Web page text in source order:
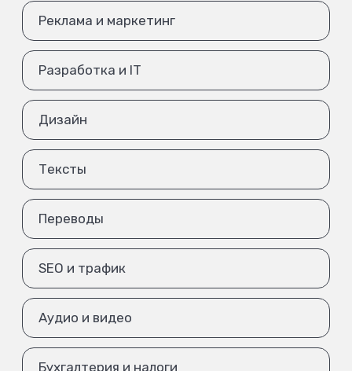
Реклама и маркетинг
Разработка и IT
Дизайн
Тексты
Переводы
SEO и трафик
Аудио и видео
Бухгалтерия и налоги